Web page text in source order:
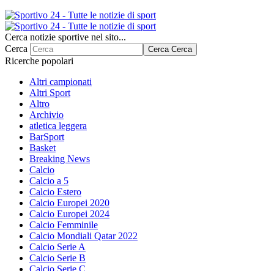
Cerca notizie sportive nel sito...
Cerca
Cerca Cerca
Ricerche popolari
Altri campionati
Altri Sport
Altro
Archivio
atletica leggera
BarSport
Basket
Breaking News
Calcio
Calcio a 5
Calcio Estero
Calcio Europei 2020
Calcio Europei 2024
Calcio Femminile
Calcio Mondiali Qatar 2022
Calcio Serie A
Calcio Serie B
Calcio Serie C